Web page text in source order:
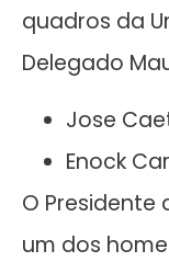
quadros da
Delegado
Jose
Enock
O Presidente
um dos